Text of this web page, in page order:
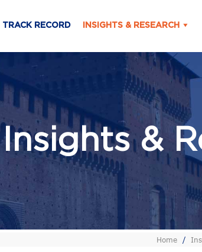
TRACK RECORD INSIGHTS & RESEARCH
Insights &
Home /